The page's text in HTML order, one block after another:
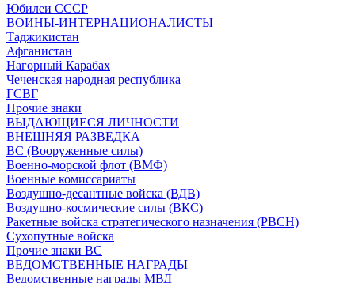
Юбилеи СССР
ВОИНЫ-ИНТЕРНАЦИОНАЛИСТЫ
Таджикистан
Афганистан
Нагорный Карабах
Чеченская народная республика
ГСВГ
Прочие знаки
ВЫДАЮЩИЕСЯ ЛИЧНОСТИ
ВНЕШНЯЯ РАЗВЕДКА
ВС (Вооруженные силы)
Военно-морской флот (ВМФ)
Военные комиссариаты
Воздушно-десантные войска (ВДВ)
Воздушно-космические силы (ВКС)
Ракетные войска стратегического назначения (РВСН)
Сухопутные войска
Прочие знаки ВС
ВЕДОМСТВЕННЫЕ НАГРАДЫ
Ведомственные награды МВД